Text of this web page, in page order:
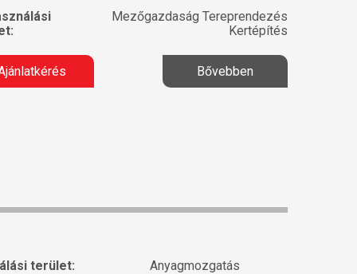
Mezőgazdaság Tereprendezés
Kertépítés
Bővebben
terület: Anyagmozgatás